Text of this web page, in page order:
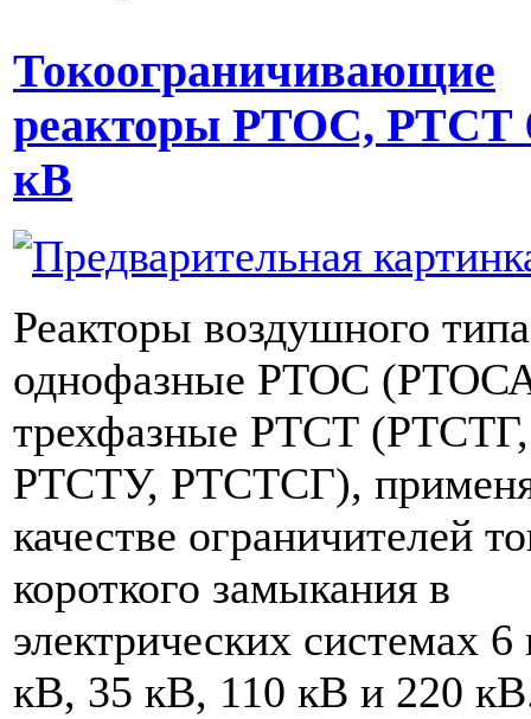
Токоограничивающие
реакторы РТОС, РТСТ
кВ
Реакторы воздушного
однофазные РТОС
трехфазные РТСТ
РТСТУ, РТСТСГ),
качестве ограничителей
короткого замыкания в
электрических системах
кВ, 35 кВ, 110 кВ и 220